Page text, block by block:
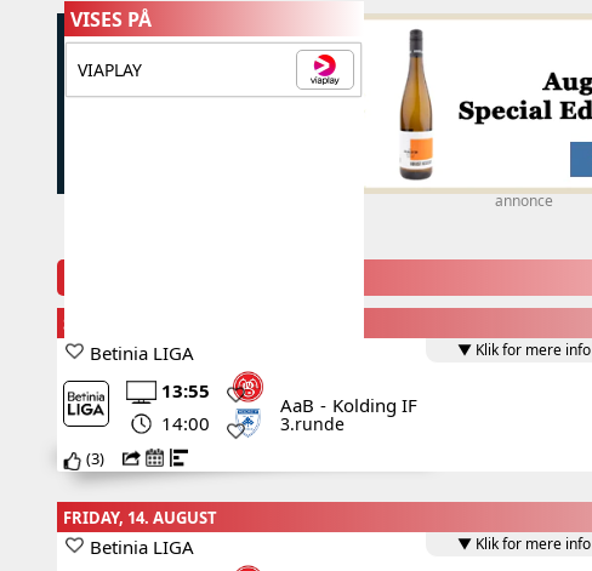
VISES PÅ
VIAPLAY
annonce
SUNDAY, 9. AUGUST
▼ Klik for mere info
Betinia LIGA
13:55
14:00
AaB - Kolding IF
3.runde
(3)
FRIDAY, 14. AUGUST
▼ Klik for mere info
Betinia LIGA